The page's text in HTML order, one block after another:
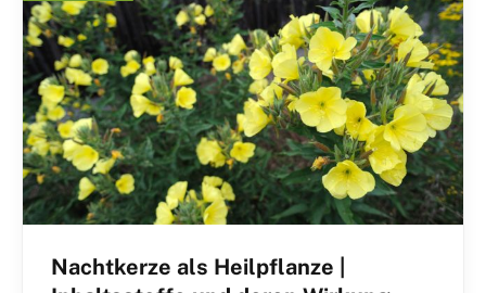
Nachtkerze als Heilpflanze |